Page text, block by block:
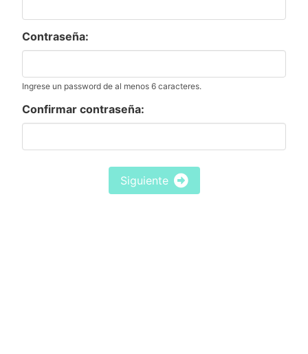
Contraseña:
Ingrese un password de al menos 6 caracteres.
Confirmar contraseña:
Siguiente